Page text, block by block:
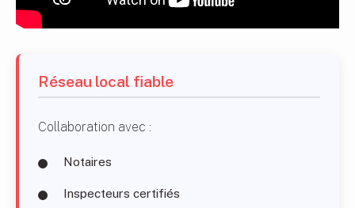
Réseau local fiable
Collaboration avec :
Notaires
Inspecteurs certifiés